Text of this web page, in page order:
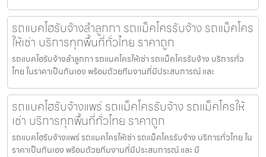
รถแบคโฮรับจ้างลำลูกกา รถแม็คโครรับจ้าง รถแม็คโคร
ให้เช่า บริการทุกพื้นที่ทั่วไทย ราคาถูก
รถแบคโฮรับจ้างลำลูกกา รถแมคโครให้เช่า รถแม็คโครรับจ้าง บริการทั่ว
ไทย ในราคาเป็นกันเอง พร้อมด้วยทีมงานที่มีประสบการณ์ และ
รถแบคโฮรับจ้างแพร่ รถแม็คโครรับจ้าง รถแม็คโครให้
เช่า บริการทุกพื้นที่ทั่วไทย ราคาถูก
รถแบคโฮรับจ้างแพร่ รถแมคโครให้เช่า รถแม็คโครรับจ้าง บริการทั่วไทย ใน
ราคาเป็นกันเอง พร้อมด้วยทีมงานที่มีประสบการณ์ และ มื